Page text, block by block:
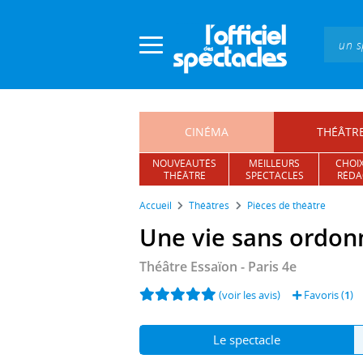
CINÉMA
NOUVEAUTÉS
THÉÂTRE
MEILLEURS
SPECTACLES
Accueil Théâtres Pièces de théâtre
Une vie sans
Théâtre Essaïon - Paris 4e
(voir les avis) Favoris (1)
Le spectacle